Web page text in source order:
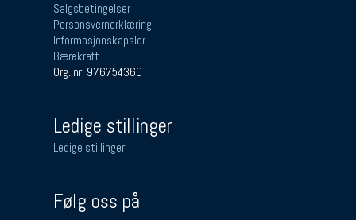
Salgsbetingelser
Personsvernerklæring
Informasjonskapsler
Bærekraft
Org. nr: 976754360
Ledige stillinger
Ledige stillinger
Følg oss på